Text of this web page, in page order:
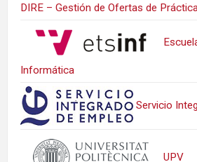
DIRE – Gestión de Ofertas de
Informática
Servicio
UPV